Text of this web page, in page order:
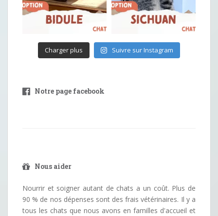
Charger plus Suivre sur Instagram
Notre page facebook
Nous aider
Nourrir et soigner autant de chats a un coût. Plus de
90 % de nos dépenses sont des frais vétérinaires. Il y a
tous les chats que nous avons en familles d'accueil et